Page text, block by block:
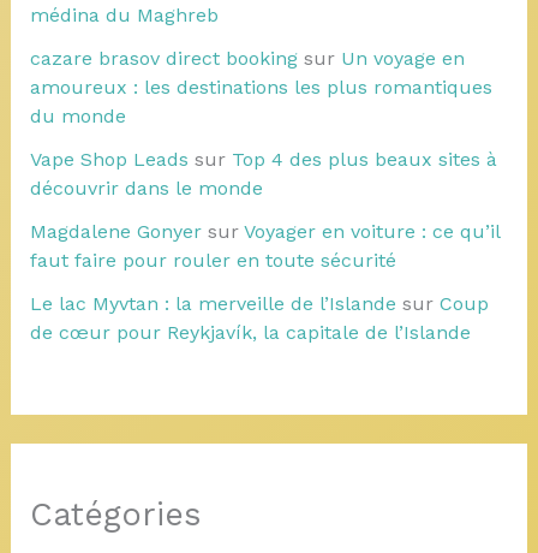
médina du Maghreb
cazare brasov direct bookingsur Un voyage en
amoureux : les destinations les plus romantiques
du monde
Vape Shop Leads sur Top 4 des plus beaux sites à
découvrir dans le monde
Magdalene Gonyersur Voyager en voiture : ce qu’il
faut faire pour rouler en toute sécurité
Le lac Myvtan : la merveille de l’Islande sur Coup
de cœur pour Reykjavík, la capitale de l’Islande
Catégories